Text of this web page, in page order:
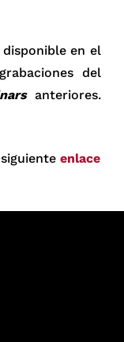
en el
del
anteriores.
siguienteenlace